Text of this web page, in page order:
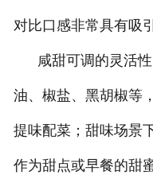
对比口感非常具有吸
咸甜可调的灵活性
油、椒盐、黑胡椒等
提味配菜；甜味场景
作为甜点或早餐的甜